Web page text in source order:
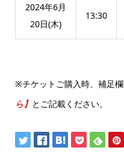
2024年6月
20日(木)
13:30
※チケットご購入時、補足
ら】 とご記載ください。